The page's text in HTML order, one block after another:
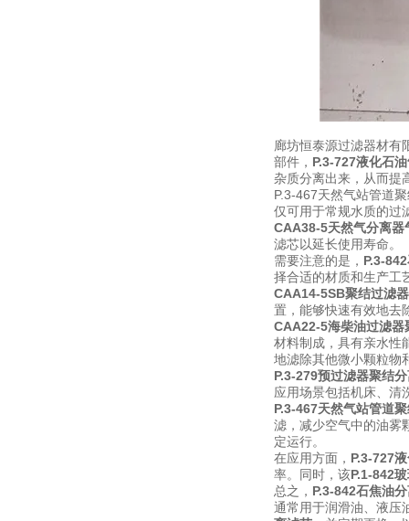
廊坊恒泰源过滤器材有
部件， P.3-727液化石
杂质分离出来，从而提
P.3-467天然气站管道
仅可用于常规水质的过
CAA38-5天然气分离器
滤芯以延长使用寿命。
需要注意的是， P.3-
择合适的材质和生产工
CAA14-5SB聚结过滤
置，能够快速有效地去
CAA22-5海柴油过滤器
材料制成，具有亲水性
地滤除其他微小颗粒物
P.3-279预过滤器聚结
应用场景包括机床、清
P.3-467天然气站管道
滤，减少空气中的油雾
定运行。
在应用方面， P.3-727
率。同时，该P.1-842
总之， P.3-842石焦油
通常用于润滑油、液压